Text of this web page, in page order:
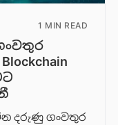
1 MIN READ
දරුණු ගංවතුර